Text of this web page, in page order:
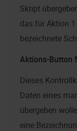
Skript
das für Aktion
bezeichnete
Aktions-Button
Dieses
Daten eines
übergeben
eine